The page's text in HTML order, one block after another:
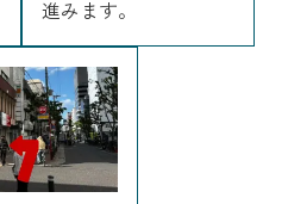
進みます。